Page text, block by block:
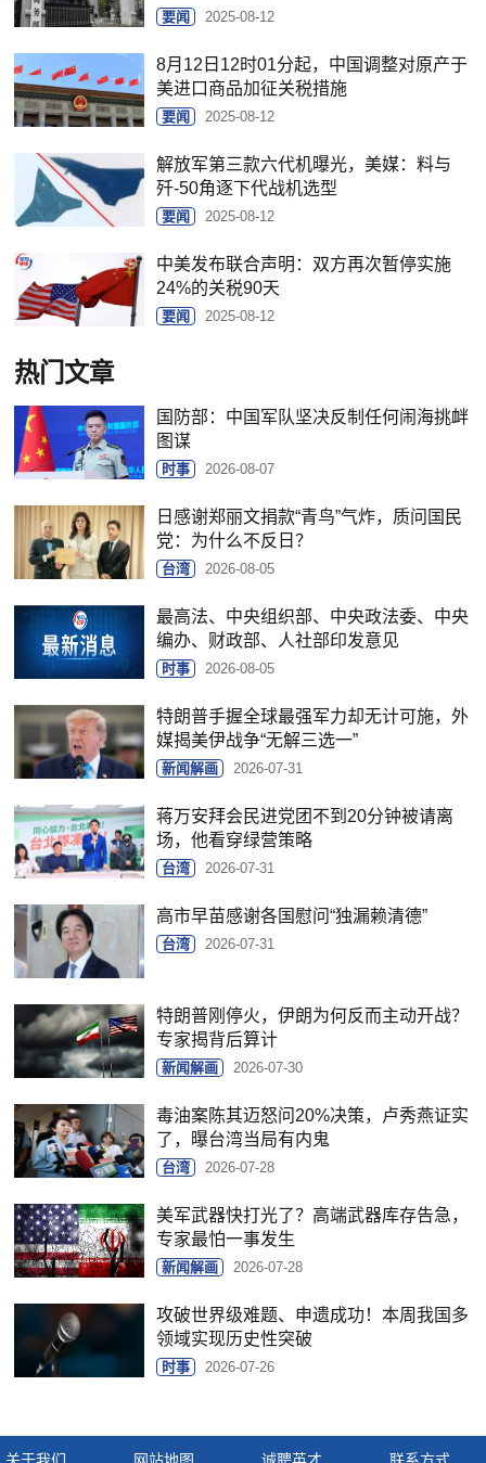
要闻 2025-08-12
8月12日12时01分起，中国调整对原产于
美进口商品加征关税措施
要闻 2025-08-12
解放军第三款六代机曝光，美媒：料与
歼-50角逐下代战机选型
要闻 2025-08-12
中美发布联合声明：双方再次暂停实施
24%的关税90天
要闻 2025-08-12
热门文章
国防部：中国军队坚决反制任何闹海挑衅
图谋
时事 2026-08-07
日感谢郑丽文捐款“青鸟”气炸，质问国民
党：为什么不反日？
台湾 2026-08-05
最高法、中央组织部、中央政法委、中央
编办、财政部、人社部印发意见
时事 2026-08-05
特朗普手握全球最强军力却无计可施，外
媒揭美伊战争“无解三选一”
新闻解画 2026-07-31
蒋万安拜会民进党团不到20分钟被请离
场，他看穿绿营策略
台湾 2026-07-31
高市早苗感谢各国慰问“独漏赖清德”
台湾 2026-07-31
特朗普刚停火，伊朗为何反而主动开战？
专家揭背后算计
新闻解画 2026-07-30
毒油案陈其迈怒问20%决策，卢秀燕证实
了，曝台湾当局有内鬼
台湾 2026-07-28
美军武器快打光了？高端武器库存告急，
专家最怕一事发生
新闻解画 2026-07-28
攻破世界级难题、申遗成功！本周我国多
领域实现历史性突破
时事 2026-07-26